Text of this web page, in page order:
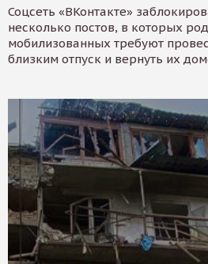
Соцсеть «ВКонтакте»
несколько постов, в которых
мобилизованных требуют
близким отпуск и вернуть их